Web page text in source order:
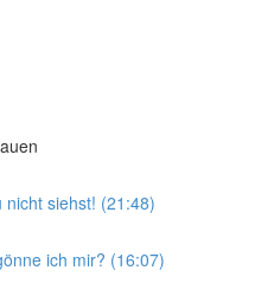
nicht siehst! (21:48)
ich mir? (16:07)